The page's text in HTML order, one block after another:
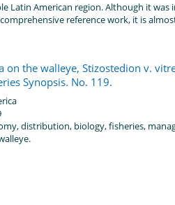
Latin American region. Although it was
reference work, it is
on the walIeye, Stizostedion v.
Synopsis. No. 119.
distribution, biology, fisheries,